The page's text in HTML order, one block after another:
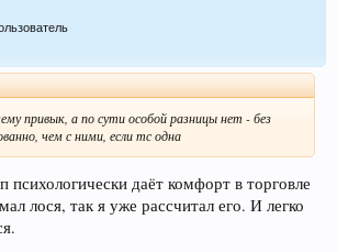
привык, а по сути особой разницы нет - без
чем с ними, если тс одна
даёт комфорт в торговле
лося, так я уже рассчитал его. И легко